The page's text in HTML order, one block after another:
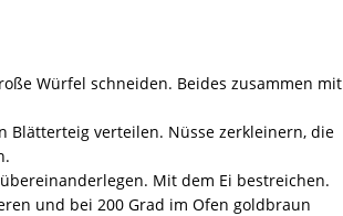
Würfel schneiden. Beides zusammen mit
Blätterteig verteilen. Nüsse zerkleinern, die
Mit dem Ei bestreichen.
und bei 200 Grad im Ofen goldbraun